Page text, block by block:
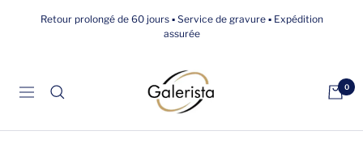
Retour prolongé de 60 jours ▪ Service de gravure ▪ Expédition
assurée
Navigation
galerista
0